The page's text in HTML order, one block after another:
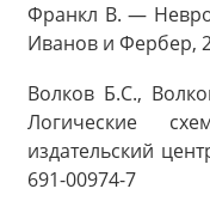
Франкл В. —
Иванов и Фербер,
Волков Б.С.,
Логические
издательский
691-00974-7